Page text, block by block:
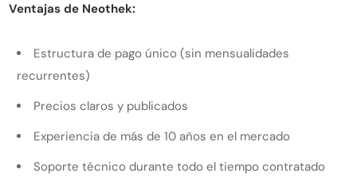
Ventajas de Neothek:
Estructura de pago único (sin mensualidades
recurrentes)
Precios claros y publicados
Experiencia de más de 10 años en el mercado
Soporte técnico durante todo el tiempo contratado